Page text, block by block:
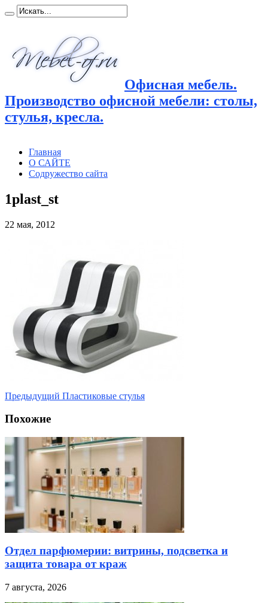
Офисная мебель.
Производство офисной мебели: столы,
стулья, кресла.
Главная
О САЙТЕ
Содружество сайта
1plast_st
22 мая, 2012
Предыдущий Пластиковые стулья
Похожие
Отдел парфюмерии: витрины, подсветка и
защита товара от краж
7 августа, 2026